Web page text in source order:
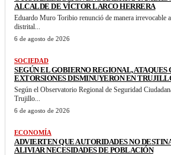
ALCALDE DE VÍCTOR LARCO HERRERA
Eduardo Muro Toribio renunció de manera irrevocable
distrital...
6 de agosto de 2026
SOCIEDAD
SEGÚN EL GOBIERNO REGIONAL, ATAQUES
EXTORSIONES DISMINUYERON EN
Según el Observatorio Regional de Seguridad
Trujillo...
6 de agosto de 2026
ECONOMÍA
ADVIERTEN QUE AUTORIDADES NO
ALIVIAR NECESIDADES DE POBLACIÓN